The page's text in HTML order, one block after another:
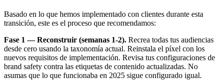
Basado en lo que hemos implementado con clientes durante esta
transición, este es el proceso que recomendamos:
Fase 1 — Reconstruir (semanas 1-2). Recrea todas tus audiencias
desde cero usando la taxonomía actual. Reinstala el píxel con los
nuevos requisitos de implementación. Revisa tus configuraciones de
brand safety contra las etiquetas de contenido actualizadas. No
asumas que lo que funcionaba en 2025 sigue configurado igual.